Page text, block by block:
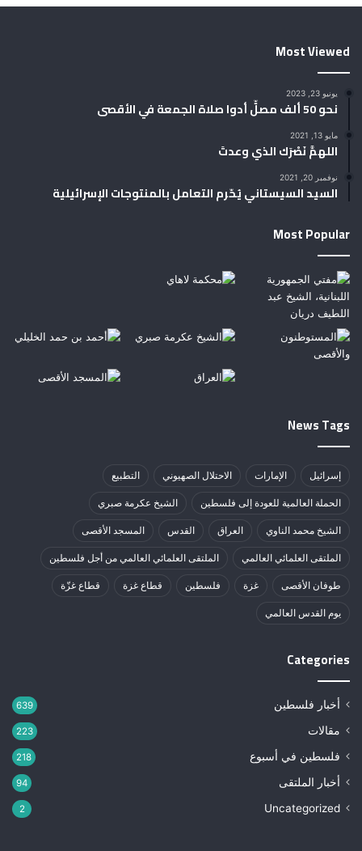
Most Viewed
يونيو 23, 2023
نحو 50 ألف مصلٍّ أدوا صلاة الجمعة في الأقصى
مايو 13, 2021
اللهمَّ نَصْرَك الذي وعدتَ
نوفمبر 20, 2021
السيد السيستاني يُحّرم التعامل بالمنتوجات الإسرائيلية
Most Popular
News Tags
إسرائيل الإمارات الاحتلال الصهيوني التطبيع
الحملة العالمية للعودة إلى فلسطين الشيخ عكرمة صبري
الشيخ محمد الناوي العراق القدس المسجد الأقصى
الملتقى العلمائي العالمي الملتقى العلمائي العالمي من أجل فلسطين
طوفان الأقصى غزة فلسطين قطاع غزة قطاع غزّة
يوم القدس العالمي
Categories
أخبار فلسطين 639
مقالات 223
فلسطين في أسبوع 218
أخبار الملتقى 94
Uncategorized
2